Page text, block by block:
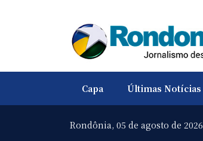
Capa Últimas Notícias
Rondônia, 05 de agosto de 2026